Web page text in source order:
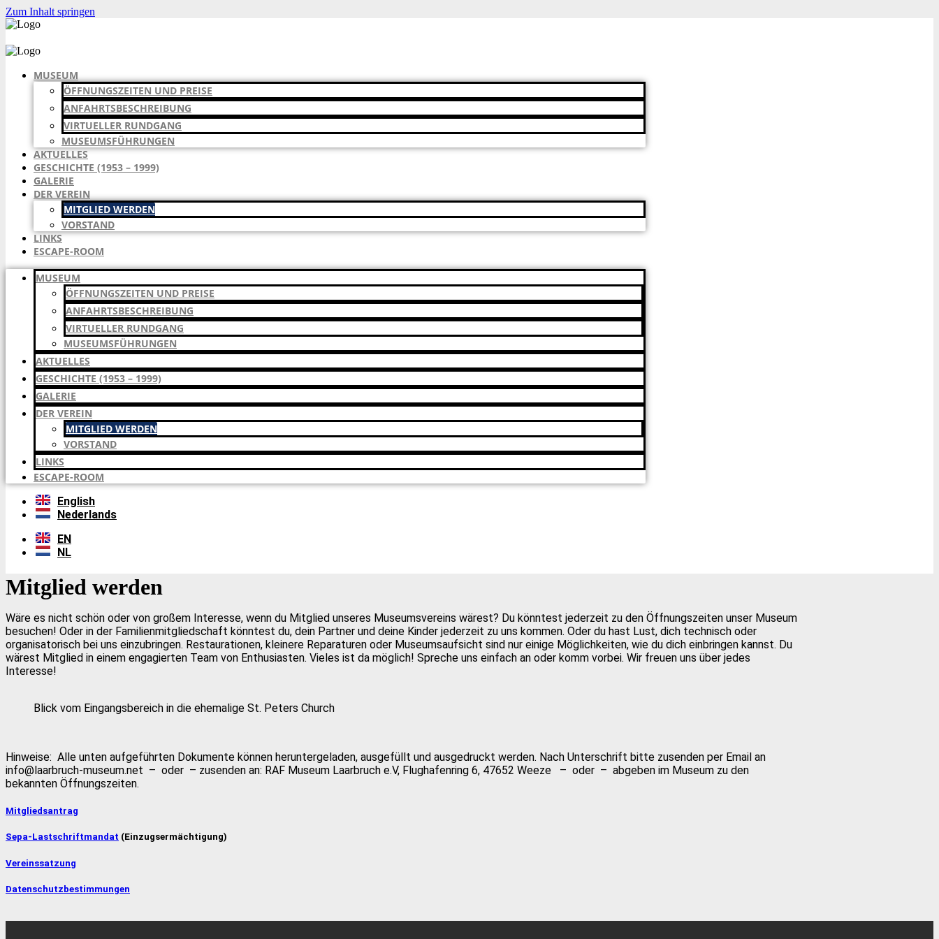
Zum Inhalt springen
MUSEUM
ÖFFNUNGSZEITEN UND PREISE
ANFAHRTSBESCHREIBUNG
VIRTUELLER RUNDGANG
MUSEUMSFÜHRUNGEN
AKTUELLES
GESCHICHTE (1953 – 1999)
GALERIE
DER VEREIN
MITGLIED WERDEN
VORSTAND
LINKS
ESCAPE-ROOM
MUSEUM
ÖFFNUNGSZEITEN UND PREISE
ANFAHRTSBESCHREIBUNG
VIRTUELLER RUNDGANG
MUSEUMSFÜHRUNGEN
AKTUELLES
GESCHICHTE (1953 – 1999)
GALERIE
DER VEREIN
MITGLIED WERDEN
VORSTAND
LINKS
ESCAPE-ROOM
English
Nederlands
EN
NL
Mitglied werden
Wäre es nicht schön oder von großem Interesse, wenn du Mitglied unseres Museumsvereins wärest? Du könntest jederzeit zu den Öffnungszeiten unser Museum
besuchen! Oder in der Familienmitgliedschaft könntest du, dein Partner und deine Kinder jederzeit zu uns kommen. Oder du hast Lust, dich technisch oder
organisatorisch bei uns einzubringen. Restaurationen, kleinere Reparaturen oder Museumsaufsicht sind nur einige Möglichkeiten, wie du dich einbringen kannst. Du
wärest Mitglied in einem engagierten Team von Enthusiasten. Vieles ist da möglich! Spreche uns einfach an oder komm vorbei. Wir freuen uns über jedes
Interesse!
Blick vom Eingangsbereich in die ehemalige St. Peters Church
Hinweise: Alle unten aufgeführten Dokumente können heruntergeladen, ausgefüllt und ausgedruckt werden. Nach Unterschrift bitte zusenden per Email an
info@laarbruch-museum.net – oder – zusenden an: RAF Museum Laarbruch e.V, Flughafenring 6, 47652 Weeze – oder – abgeben im Museum zu den
bekannten Öffnungszeiten.
Mitgliedsantrag
Sepa-Lastschriftmandat (Einzugsermächtigung)
Vereinssatzung
Datenschutzbestimmungen